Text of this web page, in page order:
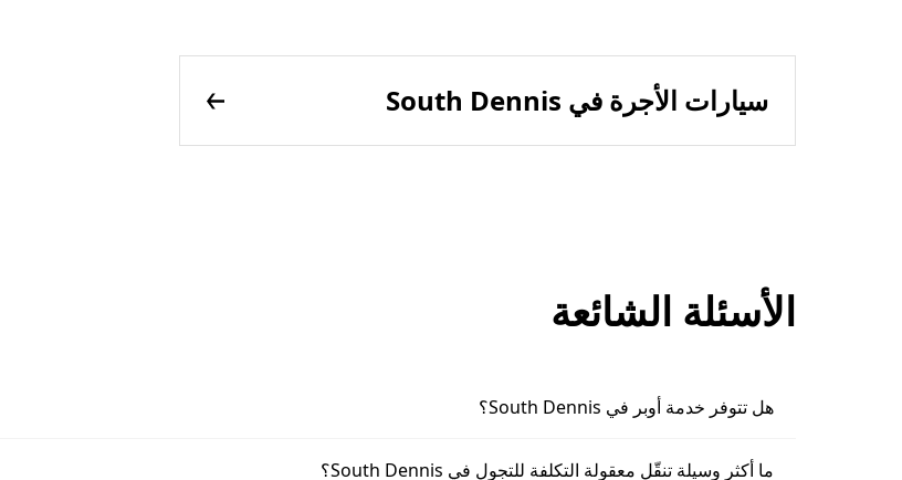
سيارات الأجرة في South Dennis
الأسئلة الشائعة
هل تتوفر خدمة أوبر في South Dennis؟
ما أكثر وسيلة تنقّل معقولة التكلفة للتجول في South Dennis؟